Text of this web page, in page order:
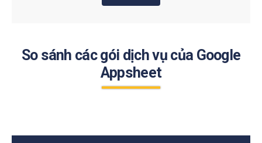
So sánh các gói dịch vụ của Google
Appsheet